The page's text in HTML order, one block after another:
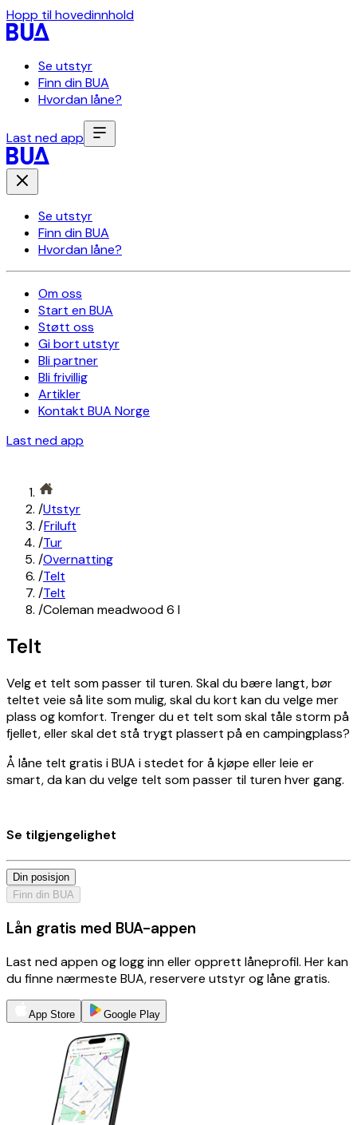
Hopp til hovedinnhold
Se utstyr
Finn din BUA
Hvordan låne?
Last ned app
Se utstyr
Finn din BUA
Hvordan låne?
Om oss
Start en BUA
Støtt oss
Gi bort utstyr
Bli partner
Bli frivillig
Artikler
Kontakt BUA Norge
Last ned app
/Utstyr
/Friluft
/Tur
/Overnatting
/Telt
/Telt
/Coleman meadwood 6 l
Telt
Velg et telt som passer til turen. Skal du bære langt, bør
teltet veie så lite som mulig, skal du kort kan du velge mer
plass og komfort. Trenger du et telt som skal tåle storm på
fjellet, eller skal det stå trygt plassert på en campingplass?
Å låne telt gratis i BUA i stedet for å kjøpe eller leie er
smart, da kan du velge telt som passer til turen hver gang.
Se tilgjengelighet
Din posisjon
Finn din BUA
Lån gratis med BUA-appen
Last ned appen og logg inn eller opprett låneprofil. Her kan
du finne nærmeste BUA, reservere utstyr og låne gratis.
App Store Google Play